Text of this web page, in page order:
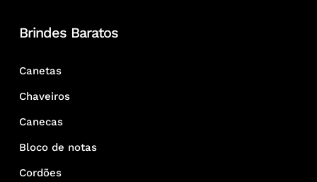
Brindes Baratos
Canetas
Chaveiros
Canecas
Bloco de notas
Cordões